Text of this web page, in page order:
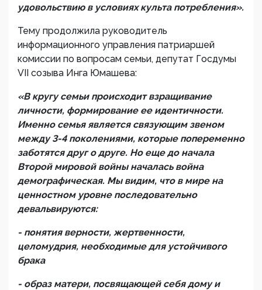
удовольствию в условиях культа потребления».
Тему продолжила руководитель
информационного управления патриаршей
комиссии по вопросам семьи, депутат Госдумы
VII созыва Инга Юмашева:
«В кругу семьи происходит взращивание
личности, формирование ее идентичности.
Именно семья является связующим звеном
между 3-4 поколениями, которые попеременно
заботятся друг о друге. Но еще до начала
Второй мировой войны началась война
демографическая. Мы видим, что в мире на
ценностном уровне последовательно
девальвируются:
- понятия верности, жертвенности,
целомудрия, необходимые для устойчивого
брака
- образ матери, посвящающей себя дому и